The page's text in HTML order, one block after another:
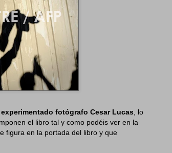
fotógrafo Cesar Lucas , lo
el libro tal y como podéis ver en la
figura en la portada del libro y que